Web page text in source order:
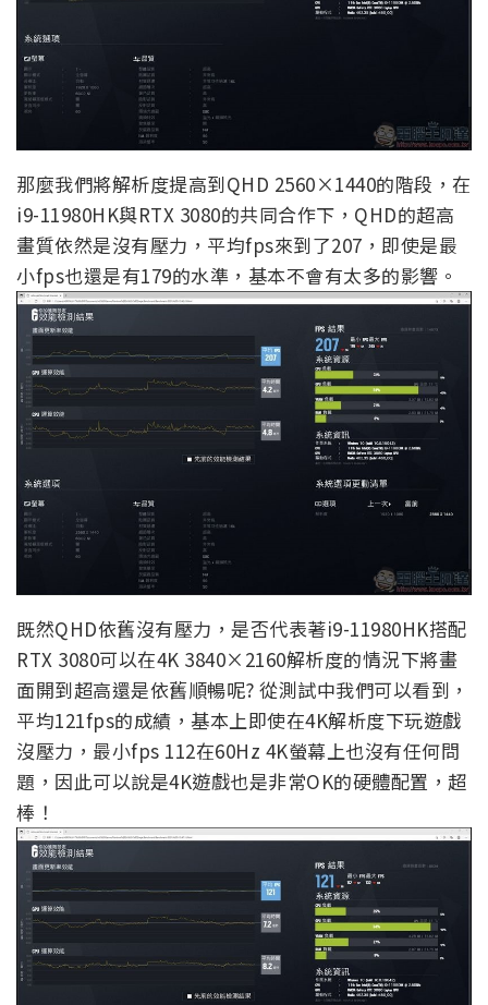
那麼我們將解析度提高到QHD 2560×1440的階段，在
i9-11980HK與RTX 3080的共同合作下，QHD的超高
畫質依然是沒有壓力，平均fps來到了207，即使是最
小fps也還是有179的水準，基本不會有太多的影響。
既然QHD依舊沒有壓力，是否代表著i9-11980HK搭配
RTX 3080可以在4K 3840×2160解析度的情況下將畫
面開到超高還是依舊順暢呢? 從測試中我們可以看到，
平均121fps的成績，基本上即使在4K解析度下玩遊戲
沒壓力，最小fps 112在60Hz 4K螢幕上也沒有任何問
題，因此可以說是4K遊戲也是非常OK的硬體配置，超
棒！